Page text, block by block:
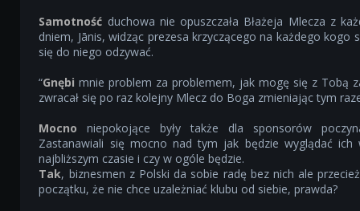
Samotność duchowa nie opuszczała Błażeja Mlecza z
dniem, Jānis, widząc prezesa krzyczącego na każdego kogo
się do niego odzywać.
“Gnębimnie problem za problemem, jak mogę się z Tobą
zwracał się po raz kolejny Mlecz do Boga zmieniając tym
Mocno niepokojące były także dla sponsorów
Zastanawiali się mocno nad tym jak będzie wyglądać ich
najbliższym czasie i czy w ogóle będzie.
Tak, biznesmen z Polski da sobie radę bez nich ale
początku, że nie chce uzależniać klubu od siebie, prawda?